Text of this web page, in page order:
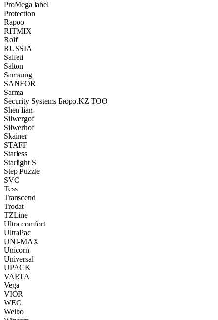
ProMega label
Protection
Rapoo
RITMIX
Rolf
RUSSIA
Salfeti
Salton
Samsung
SANFOR
Sarma
Security Systems Бюро.KZ ТОО
Shen lian
Silwergof
Silwerhof
Skainer
STAFF
Starless
Starlight S
Step Puzzle
SVC
Tess
Transcend
Trodat
TZLine
Ultra comfort
UltraPac
UNI-MAX
Unicorn
Universal
UPACK
VARTA
Vega
VIOR
WEC
Weibo